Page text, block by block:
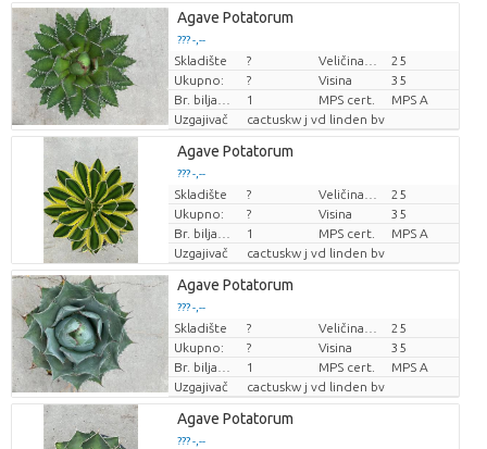
Agave Potatorum
??? -,--
Cijena po komadu
Skladište ?
25
Ukupno:
? Visina
35
1 MPS cert.
MPS A
Uzgajivač
cactuskw j vd linden bv
Agave Potatorum
??? -,--
Cijena po komadu
Skladište ?
25
Ukupno:
? Visina
35
1 MPS cert.
MPS A
Uzgajivač
cactuskw j vd linden bv
Agave Potatorum
??? -,--
Cijena po komadu
Skladište ?
25
Ukupno:
? Visina
35
1 MPS cert.
MPS A
Uzgajivač
cactuskw j vd linden bv
Agave Potatorum
??? -,--